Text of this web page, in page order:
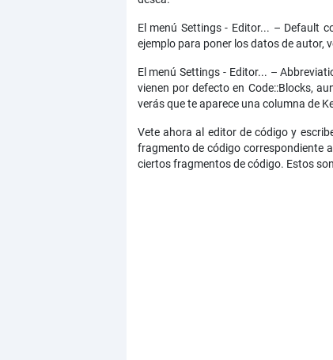
El menú Settings - Editor... – Default
ejemplo para poner los datos de autor,
El menú Settings - Editor... –
vienen por defecto en Code::Blocks,
verás que te aparece una columna de
Vete ahora al editor de código y
fragmento de código correspondiente
ciertos fragmentos de código. Estos